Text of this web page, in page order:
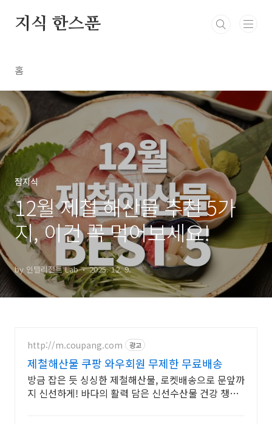
지식 한스푼
홈
잡지식
12월 제철 해산물 추천 5가
지, 이건 꼭 먹어보세요!
by 인텔리전트 Lab 2025. 12. 9.
http://m.coupang.com 광고
제철해산물 쿠팡 와우회원 무제한 무료배송
방금 잡은 듯 싱싱한 제철해산물, 로켓배송으로 문앞까
지 신선하게! 바다의 활력 담은 신선수산물 건강 챙기